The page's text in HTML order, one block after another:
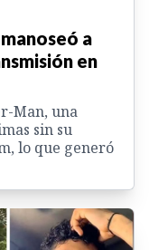
a
en
Man, una
sin su
lo que generó